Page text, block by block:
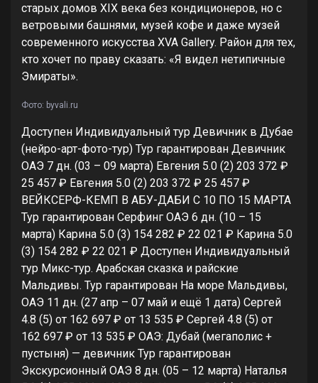
старых домов XIX века без кондиционеров, но с
ветровыми башнями, музей кофе и даже музей
современного искусства XVA Gallery. Район для тех,
кто хочет по праву сказать: «Я видел нетипичные
Эмираты».
Фото: byvali.ru
Доступен Индивидуальный тур Девичник в Дубае
(нейро-арт-фото-тур) Тур гарантирован Девичник
ОАЭ 7 дн. (03 – 09 марта) Евгения 5.0 (2) 203 372 ₽
25 457 ₽ Евгения 5.0 (2) 203 372 ₽ 25 457 ₽
ВЕЙКСЕРФ-КЕМП В АБУ-ДАБИ С 10 ПО 15 МАРТА
Тур гарантирован Серфинг ОАЭ 6 дн. (10 – 15
марта) Карина 5.0 (3) 154 282 ₽ 22 021 ₽ Карина 5.0
(3) 154 282 ₽ 22 021 ₽ Доступен Индивидуальный
тур Микс-тур. Арабская сказка и райские
Мальдивы. Тур гарантирован На море Мальдивы,
ОАЭ 11 дн. (27 апр – 07 май и ещё 1 дата) Сергей
4.8 (5) от 162 697 ₽ от 13 535 ₽ Сергей 4.8 (5) от
162 697 ₽ от 13 535 ₽ ОАЭ: Дубай (мегаполис +
пустыня) — девичник Тур гарантирован
Экскурсионный ОАЭ 8 дн. (05 – 12 марта) Наталья